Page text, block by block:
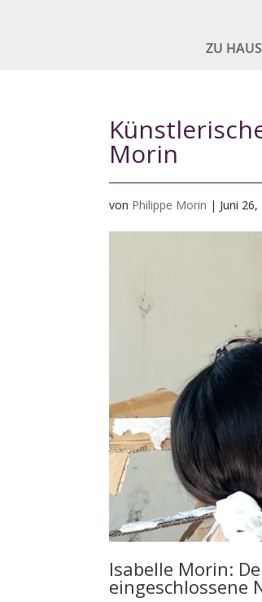
ZU
Morin
von Philippe Morin | Juni 26,
Isabelle Morin:
eingeschlossene